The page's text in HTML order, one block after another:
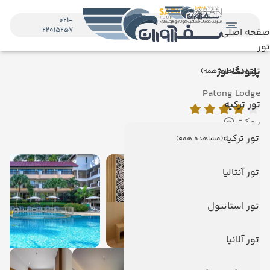
صفحه اصلی
تور
تور(مشاهده همه)
تور ترکیه
تور ترکیه(مشاهده همه)
تور آنتالیا
تور استانبول
تور آلانیا
021-
22015257
پاتونگ لوژ
Patong Lodge
پوکت
نمایش روی نقشه